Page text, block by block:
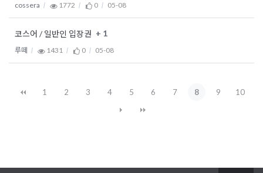
cossera 1772 0 05-08
코스어 / 일반인 입장권 + 1
루떼 1431 0 05-08
1 2 3 4 5 6 7 8 9 10